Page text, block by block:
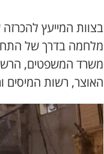
בצוות המייעץ
מלחמה בדרך של
משרד המשפטים,
האוצר, רשות המיסים